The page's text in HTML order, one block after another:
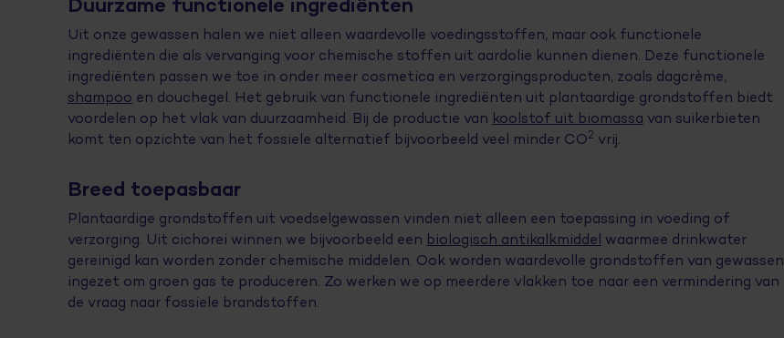
Uit onze gewassen halen we niet alleen waardevolle voedingsstoffen, maar ook functionele
ingrediënten die als vervanging voor chemische stoffen uit aardolie kunnen dienen. Deze functionele
ingrediënten passen we toe in onder meer cosmetica en verzorgingsproducten, zoals dagcrème,
shampoo en douchegel. Het gebruik van functionele ingrediënten uit plantaardige grondstoffen biedt
voordelen op het vlak van duurzaamheid. Bij de productie van koolstof uit biomassa van suikerbieten
komt ten opzichte van het fossiele alternatief bijvoorbeeld veel minder CO2 vrij.
Breed toepasbaar
Plantaardige grondstoffen uit voedselgewassen vinden niet alleen een toepassing in voeding of
verzorging. Uit cichorei winnen we bijvoorbeeld een biologisch antikalkmiddel waarmee drinkwater
gereinigd kan worden zonder chemische middelen. Ook worden waardevolle grondstoffen van gewassen
ingezet om groen gas te produceren. Zo werken we op meerdere vlakken toe naar een vermindering van
de vraag naar fossiele brandstoffen.